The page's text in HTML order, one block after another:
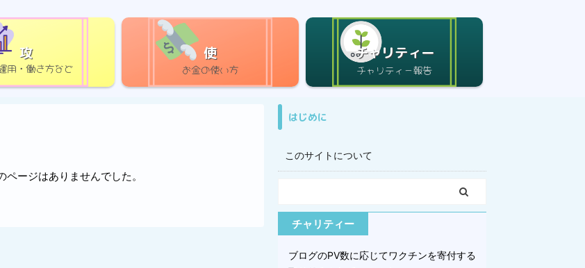
攻 使 チャリティー
ージはありませんでした。
はじめに
このサイトについて
チャリティー
ブログのPV数に応じてワクチンを寄付する